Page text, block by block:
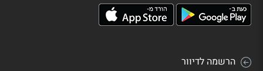
הרשמה לדיוור